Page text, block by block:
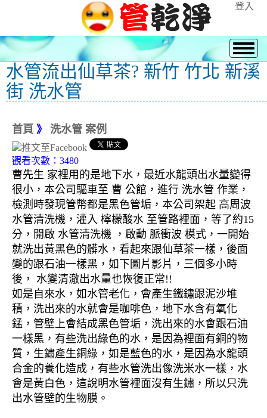
登入
水管流出仙草茶? 新竹 竹北 新溪
街 洗水管
首頁 》 洗水管 案例
觀看次數：3480
曹先生 家裡用的是地下水，最近水龍頭出水量變得
很小，本公司驅車至 曹 公館，進行 洗水管 作業，
檢測時發現管幣都是黑色管垢，本公司架起 高周波
水管清洗機，灌入 檸檬酸水 至管路裡面，等了約15
分，開啟 水管清洗機 ，啟動 脈衝波 模式，一開始
就洗出黃黑色的髒水，看起來跟仙草茶一樣，後面
變的跟石油一樣黑，如下圖片影片，三個多小時
後， 水變清澈出水量也恢復正常!!
如是自來水，如水管老化，會產生鐵鏽跟泥沙堆
積，洗出來的水就會是咖啡色，地下水含有氧化
錳，管壁上會結成黑色管垢，洗出來的水會跟石油
一樣黑，有些洗出綠色的水，是因為裡面有銅的物
質，生鏽產生銅綠，如是藍色的水，是因為水龍頭
合金的養化造成，有些水管洗出像洗米水一樣，水
會是黃白色，這說明水管裡面沒有生鏽，所以只洗
出水管壁的生物膜。